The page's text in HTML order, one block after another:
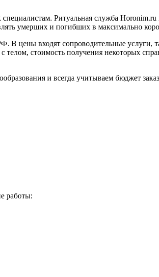
Ритуальная служба
умерших и погибших в максимально
В цены входят сопроводительные услуги,
телом, стоимость получения некоторых
и всегда учитываем бюджет
работы: